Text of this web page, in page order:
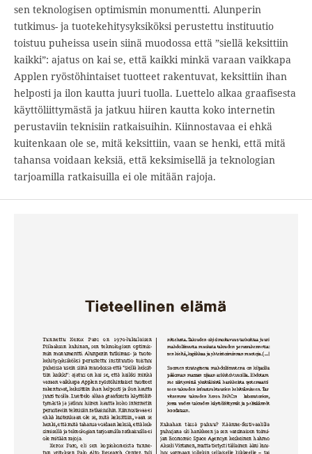
sen teknologisen optimismin monumentti. Alunperin
tutkimus- ja tuotekehitysyksiköksi perustettu instituutio
toistuu puheissa usein siinä muodossa että ”siellä keksittiin
kaikki”: ajatus on kai se, että kaikki minkä varaan vaikkapa
Applen ryöstöhintaiset tuotteet rakentuvat, keksittiin ihan
helposti ja ilon kautta juuri tuolla. Luettelo alkaa graafisesta
käyttöliittymästä ja jatkuu hiiren kautta koko internetin
perustaviin teknisiin ratkaisuihin. Kiinnostavaa ei ehkä
kuitenkaan ole se, mitä keksittiin, vaan se henki, että mitä
tahansa voidaan keksiä, että keksimisellä ja teknologian
tarjoamilla ratkaisuilla ei ole mitään rajoja.